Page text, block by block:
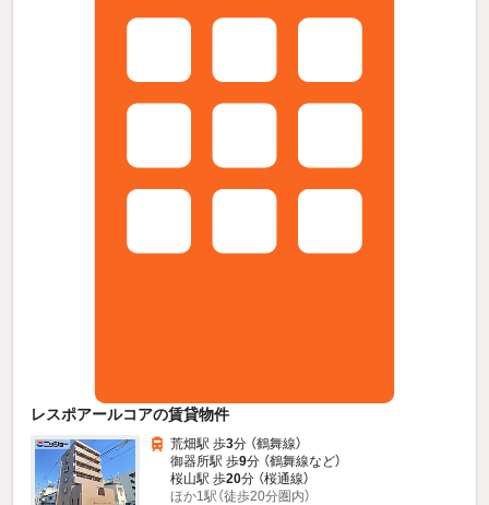
レスポアールコアの賃貸物件
荒畑駅 歩3分 （鶴舞線）
御器所駅 歩9分 （鶴舞線など）
桜山駅 歩20分 （桜通線）
ほか1駅（徒歩20分圏内）